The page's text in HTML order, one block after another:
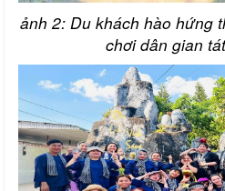
ảnh 2: Du khách hào hứng
chơi dân gian